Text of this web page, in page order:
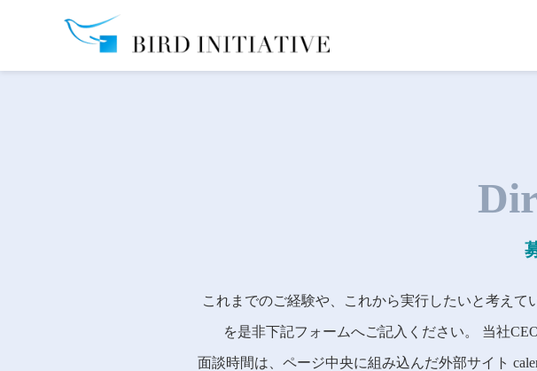
これまでのご経験や、これから実行したいと考え
を是非下記フォームへご記入ください。 当社
面談時間は、ページ中央に組み込んだ外部サイト